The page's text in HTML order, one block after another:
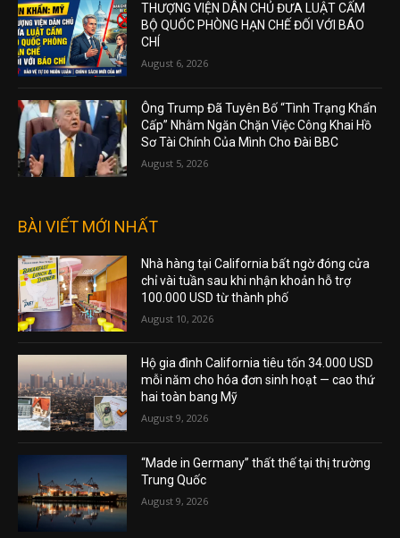
THƯỢNG VIỆN DÂN CHỦ ĐƯA LUẬT CẤM
BỘ QUỐC PHÒNG HẠN CHẾ ĐỐI VỚI BÁO
CHÍ
August 6, 2026
Ông Trump Đã Tuyên Bố “Tình Trạng Khẩn
Cấp” Nhằm Ngăn Chặn Việc Công Khai Hồ
Sơ Tài Chính Của Mình Cho Đài BBC
August 5, 2026
BÀI VIẾT MỚI NHẤT
Nhà hàng tại California bất ngờ đóng cửa
chỉ vài tuần sau khi nhận khoản hỗ trợ
100.000 USD từ thành phố
August 10, 2026
Hộ gia đình California tiêu tốn 34.000 USD
mỗi năm cho hóa đơn sinh hoạt — cao thứ
hai toàn bang Mỹ
August 9, 2026
“Made in Germany” thất thế tại thị trường
Trung Quốc
August 9, 2026